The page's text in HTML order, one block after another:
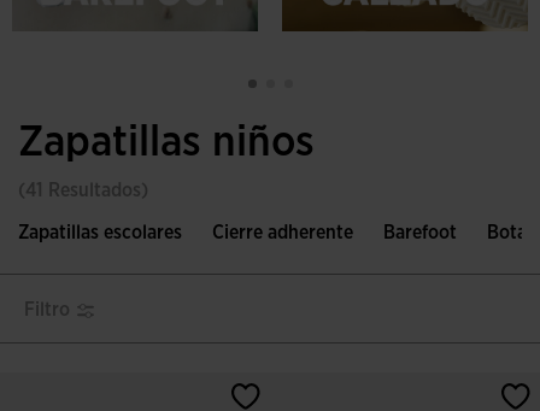
Zapatillas niños
(41 Resultados)
Zapatillas escolares Cierre adherente Barefoot
Filtro